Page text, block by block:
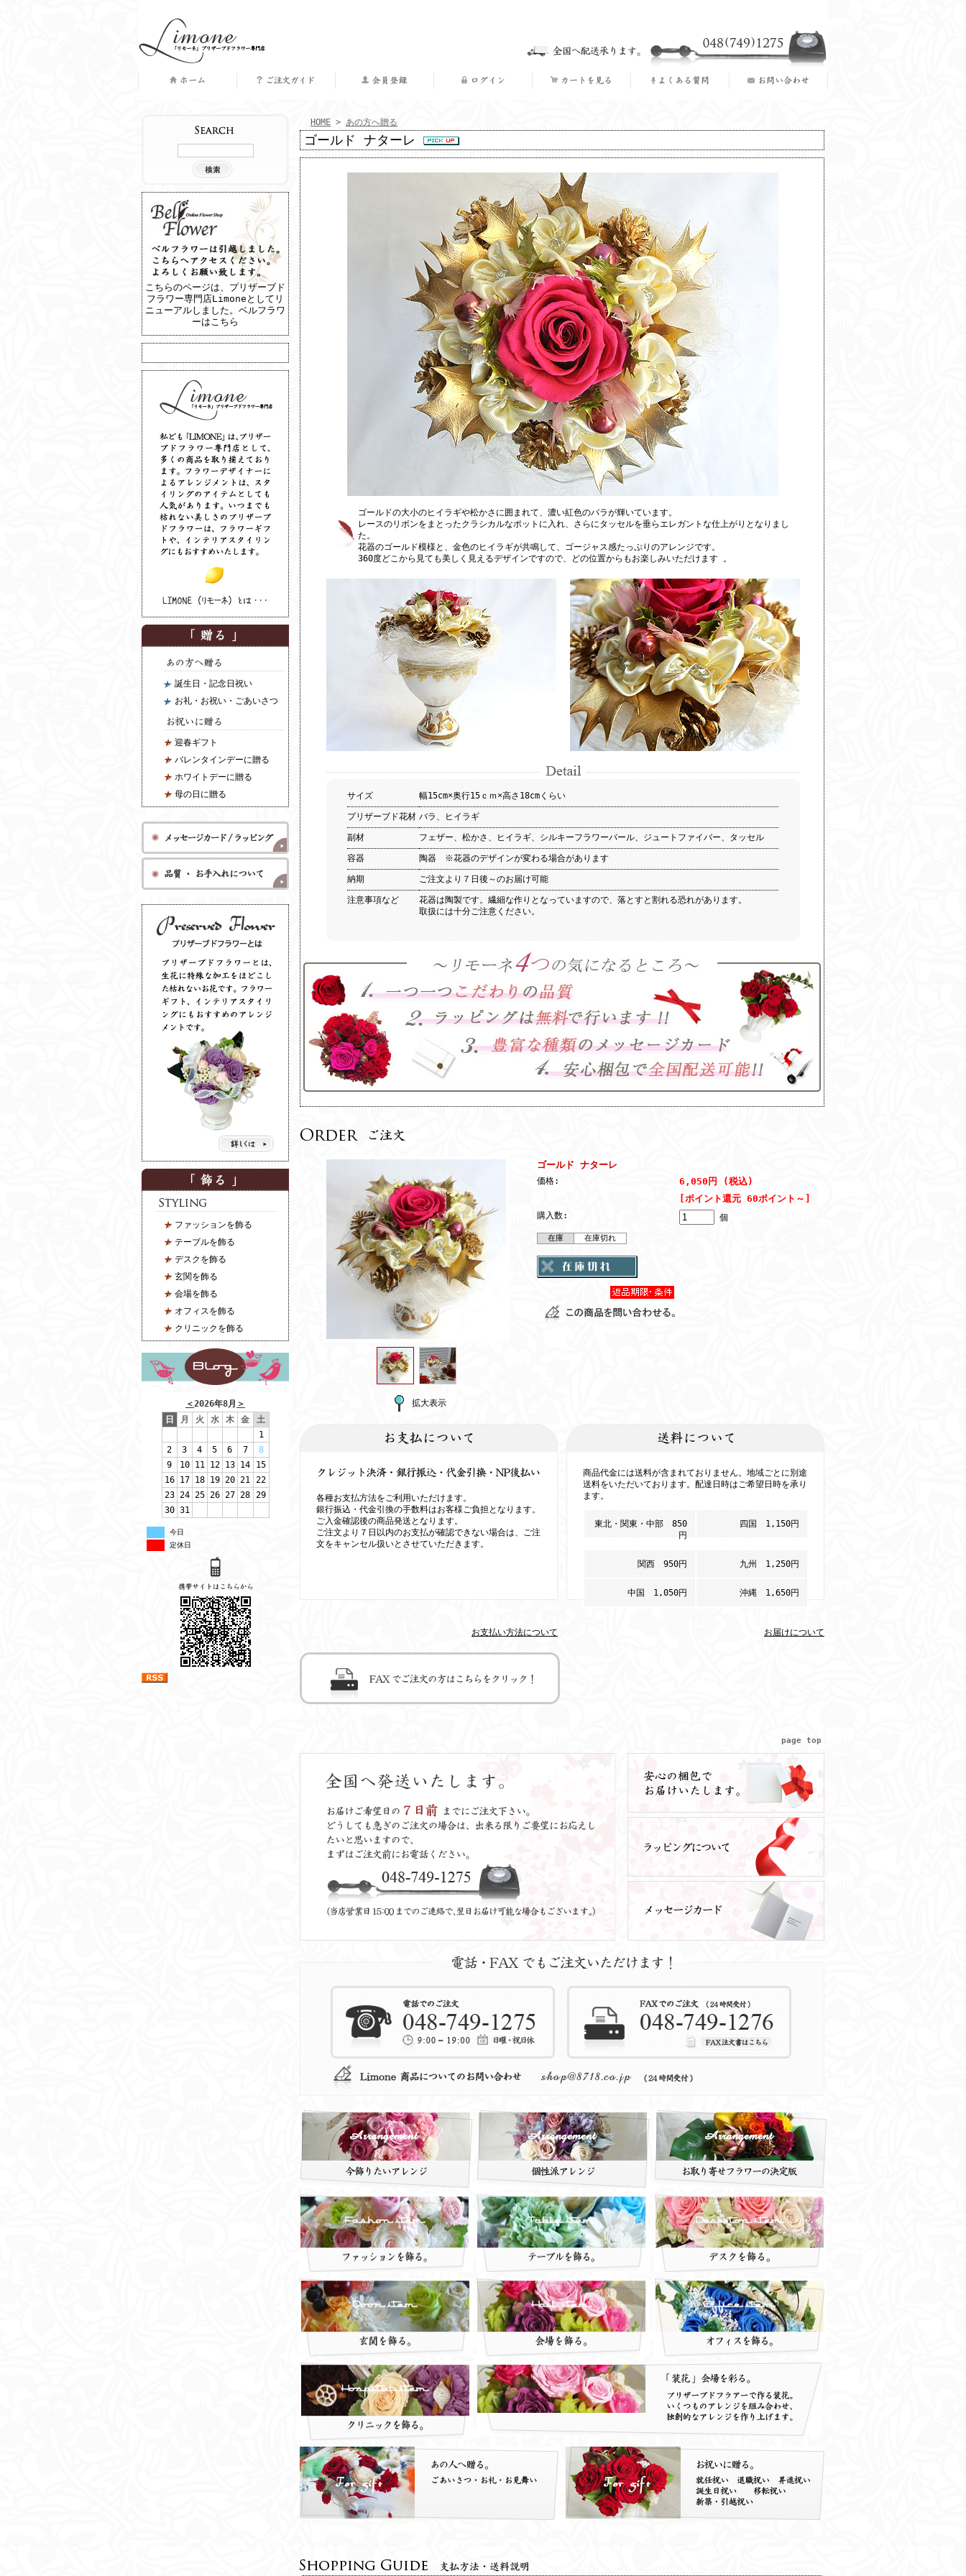
こちらのページは、プリザーブド
フラワー専門店Limoneとしてリ
ニューアルしました。 ベルフラワ
ーはこちら
誕生日・記念日祝い
お礼・お祝い・ごあいさつ
迎春ギフト
バレンタインデーに贈る
ホワイトデーに贈る
母の日に贈る
ファッションを飾る
テーブルを飾る
デスクを飾る
玄関を飾る
会場を飾る
オフィスを飾る
クリニックを飾る
＜2026年8月 ＞
日
月 火 水 木 金
土
1
2
3 4 5 6 7
8
9
10 11 12 13 14
15
16
17 18 19 20 21 22
23 24 25 26 27 28 29
30 31
今日
定休日
HOME > あの方へ贈る
ゴールド ナターレ
ゴールドの大小のヒイラギや松かさに囲まれて、濃い紅色のバラが輝いています。
レースのリボンをまとったクラシカルなポットに入れ、さらにタッセルを垂らエレガントな仕上がりとなりまし
た。
花器のゴールド模様と、金色のヒイラギが共鳴して、ゴージャス感たっぷりのアレンジです。
360度どこから見ても美しく見えるデザインですので、どの位置からもお楽しみいただけます 。
サイズ 幅15cm×奥行15ｃｍ×高さ18cmくらい
プリザーブド花材 バラ、ヒイラギ
副材 フェザー、松かさ、ヒイラギ、シルキーフラワーパール、ジュートファイバー、タッセル
容器 陶器 ※花器のデザインが変わる場合があります
納期 ご注文より７日後～のお届け可能
注意事項など
花器は陶製です。繊細な作りとなっていますので、落とすと割れる恐れがあります。
取扱には十分ご注意ください。
拡大表示
ゴールド ナターレ
価格:
6,050円 (税込)
[ポイント還元 60ポイント～]
購入数: 個
在庫 在庫切れ
各種お支払方法をご利用いただけます。
銀行振込・代金引換の手数料はお客様ご負担となります。
ご入金確認後の商品発送となります。
ご注文より７日以内のお支払が確認できない場合は、ご注
文をキャンセル扱いとさせていただきます。
商品代金には送料が含まれておりません。地域ごとに別途
送料をいただいております。配達日時はご希望日時を承り
ます。
東北・関東・中部 850
円
四国 1,150円
関西 950円 九州 1,250円
中国 1,050円 沖縄 1,650円
お支払い方法について お届けについて
page top